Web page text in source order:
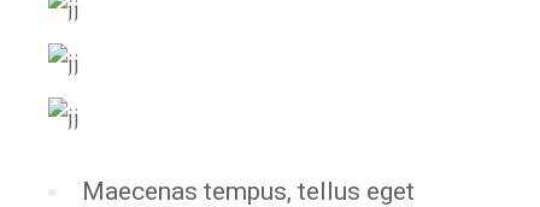
Maecenas tempus, tellus eget